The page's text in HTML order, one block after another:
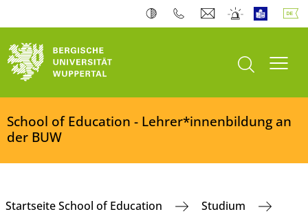
Suche öffnen
School of Education - Lehrer*innenbildung an
der BUW
Startseite School of Education
Studium